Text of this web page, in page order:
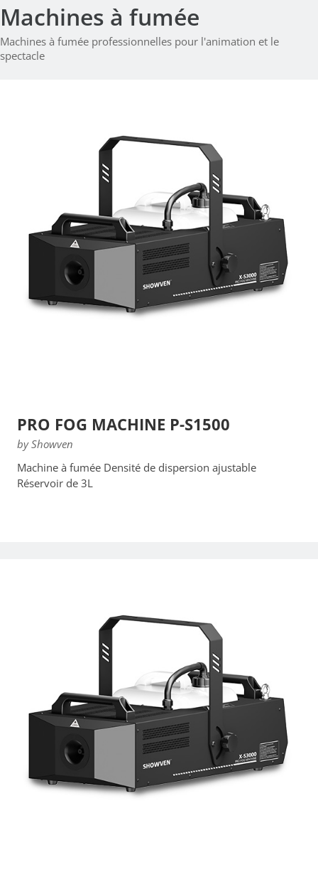
Machines à fumée
Machines à fumée professionnelles pour l'animation et le
spectacle
PRO FOG MACHINE P-S1500
by Showven
Machine à fumée Densité de dispersion ajustable
Réservoir de 3L